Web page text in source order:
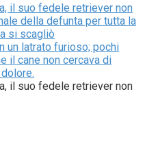
il suo fedele retriever non
della defunta per tutta la
si scagliò
un latrato furioso; pochi
il cane non cercava di
il suo fedele retriever non